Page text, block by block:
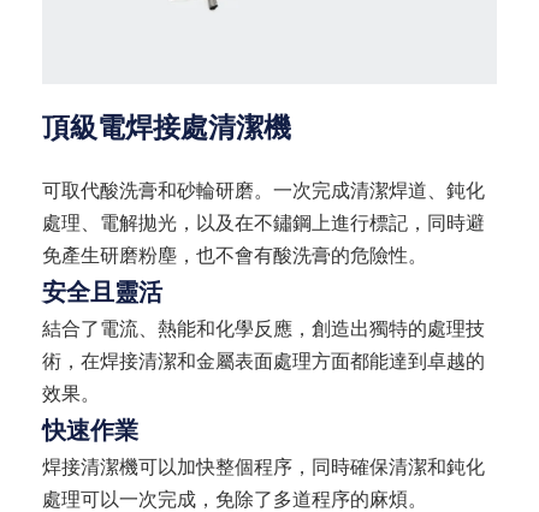
頂級電焊接處清潔機
可取代酸洗膏和砂輪研磨。一次完成清潔焊道、鈍化
處理、電解拋光，以及在不鏽鋼上進行標記，同時避
免產生研磨粉塵，也不會有酸洗膏的危險性。
安全且靈活
結合了電流、熱能和化學反應，創造出獨特的處理技
術，在焊接清潔和金屬表面處理方面都能達到卓越的
效果。
快速作業
焊接清潔機可以加快整個程序，同時確保清潔和鈍化
處理可以一次完成，免除了多道程序的麻煩。